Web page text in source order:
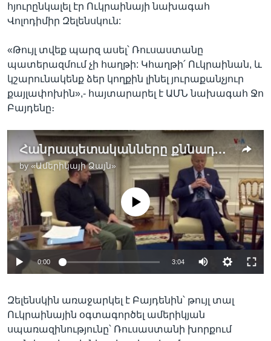
հյուրընկալել էր Ուկրաինայի նախագահ
Վոլոդիմիր Զելենսկուն:
«Թույլ տվեք պարզ ասել՝ Ռուսաստանը
պատերազմում չի հաղթի: Կհաղթի՛ Ուկրաինան, և
կշարունակենք ձեր կողքին լինել յուրաքանչյուր
քայլափոխին»,- հայտարարել է ԱՄՆ նախագահ Ջո
Բայդենը։
Հանրապետականները քննադատում են Զելենսկուն` Փենսիլվանիայի զինագործարան այցի պատճառով
by«Ամերիկայի Ձայն»
No media source currently available
0:00 3:04
Զելենսկին առաջարկել է Բայդենին՝ թույլ տալ
Ուկրաինային օգտագործել ամերիկյան
սպառազինությունը՝ Ռուսաստանի խորքում